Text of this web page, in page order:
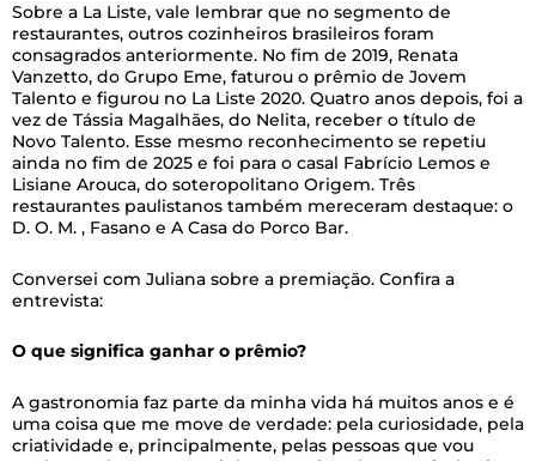
Sobre a La Liste, vale lembrar que no segmento de
restaurantes, outros cozinheiros brasileiros foram
consagrados anteriormente. No fim de 2019, Renata
Vanzetto, do Grupo Eme, faturou o prêmio de Jovem
Talento e figurou no La Liste 2020. Quatro anos depois, foi a
vez de Tássia Magalhães, do Nelita, receber o título de
Novo Talento. Esse mesmo reconhecimento se repetiu
ainda no fim de 2025 e foi para o casal Fabrício Lemos e
Lisiane Arouca, do soteropolitano Origem. Três
restaurantes paulistanos também mereceram destaque: o
D. O. M. , Fasano e A Casa do Porco Bar.
Conversei com Juliana sobre a premiação. Confira a
entrevista:
O que significa ganhar o prêmio?
A gastronomia faz parte da minha vida há muitos anos e é
uma coisa que me move de verdade: pela curiosidade, pela
criatividade e, principalmente, pelas pessoas que vou